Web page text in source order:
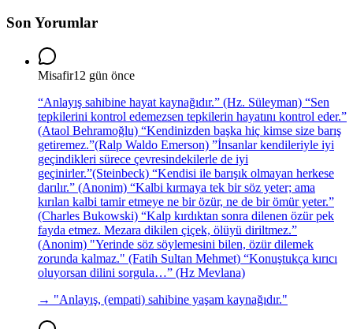
Son Yorumlar
Misafir12 gün önce
“Anlayış sahibine hayat kaynağıdır.” (Hz. Süleyman) “Sen
tepkilerini kontrol edemezsen tepkilerin hayatını kontrol eder.”
(Ataol Behramoğlu) “Kendinizden başka hiç kimse size barış
getiremez.”(Ralp Waldo Emerson) ”İnsanlar kendileriyle iyi
geçindikleri sürece çevresindekilerle de iyi
geçinirler.”(Steinbeck) “Kendisi ile barışık olmayan herkese
darılır.” (Anonim) “Kalbi kırmaya tek bir söz yeter; ama
kırılan kalbi tamir etmeye ne bir özür, ne de bir ömür yeter.”
(Charles Bukowski) “Kalp kırdıktan sonra dilenen özür pek
fayda etmez. Mezara dikilen çiçek, ölüyü diriltmez.”
(Anonim) "Yerinde söz söylemesini bilen, özür dilemek
zorunda kalmaz." (Fatih Sultan Mehmet) “Konuştukça kırıcı
oluyorsan dilini sorgula…” (Hz Mevlana)
→ "Anlayış, (empati) sahibine yaşam kaynağıdır."